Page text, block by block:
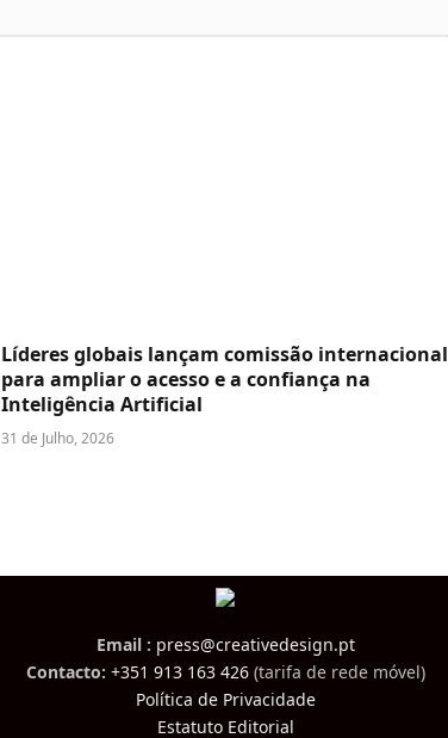
Líderes globais lançam comissão internacional
para ampliar o acesso e a confiança na
Inteligência Artificial
31 de Julho, 2026
Email : press@creativedesign.pt
Contacto: +351 913 163 426(tarifa de rede móvel)
Política de Privacidade
Estatuto Editorial